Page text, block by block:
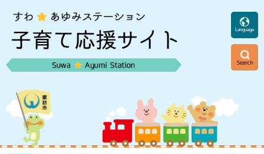
頭
。
飛
て
ニ
Language